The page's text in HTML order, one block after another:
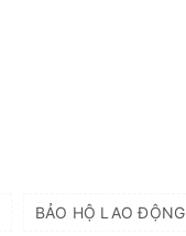
BẢO HỘ LAO ĐỘNG